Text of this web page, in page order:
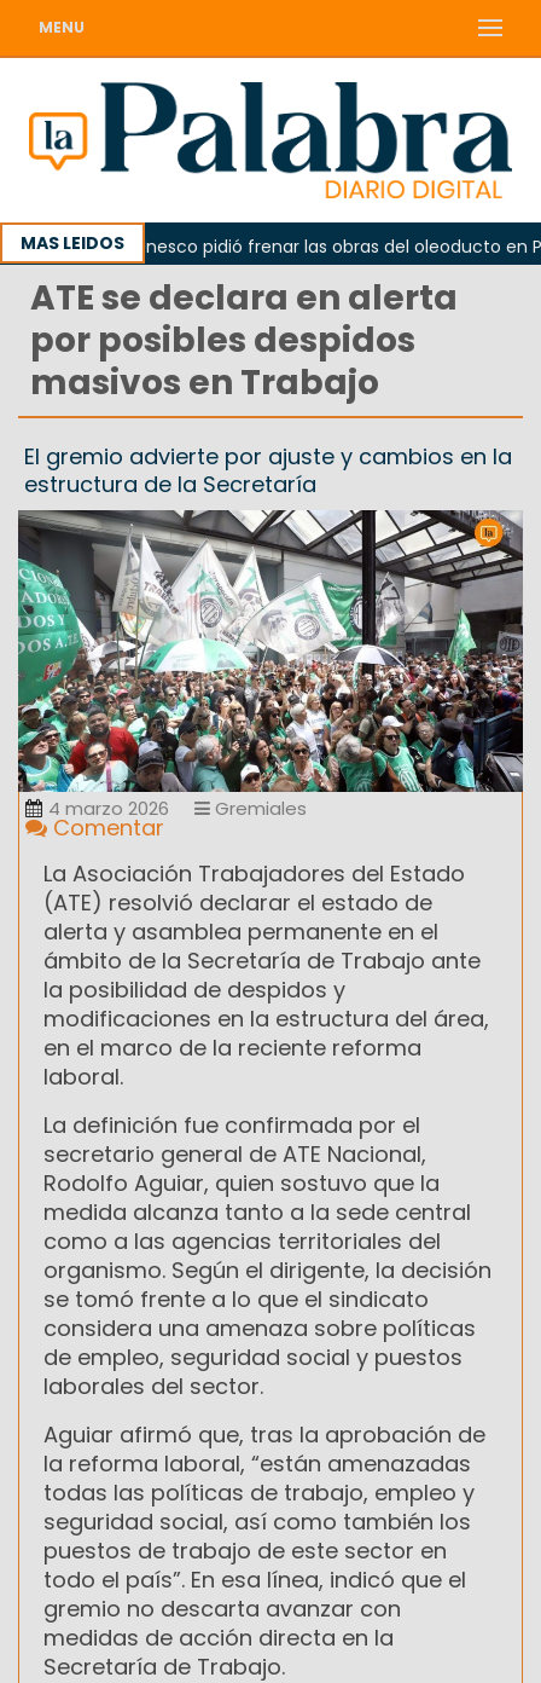
MENU
MAS LEIDOSLa Unesco pidió frenar las obras del oleoducto en
ATE se declara en alerta
por posibles despidos
masivos en Trabajo
El gremio advierte por ajuste y cambios en la
estructura de la Secretaría
4 marzo 2026 Gremiales
Comentar
La Asociación Trabajadores del Estado
(ATE) resolvió declarar el estado de
alerta y asamblea permanente en el
ámbito de la Secretaría de Trabajo ante
la posibilidad de despidos y
modificaciones en la estructura del área,
en el marco de la reciente reforma
laboral.
La definición fue confirmada por el
secretario general de ATE Nacional,
Rodolfo Aguiar, quien sostuvo que la
medida alcanza tanto a la sede central
como a las agencias territoriales del
organismo. Según el dirigente, la decisión
se tomó frente a lo que el sindicato
considera una amenaza sobre políticas
de empleo, seguridad social y puestos
laborales del sector.
Aguiar afirmó que, tras la aprobación de
la reforma laboral, “están amenazadas
todas las políticas de trabajo, empleo y
seguridad social, así como también los
puestos de trabajo de este sector en
todo el país”. En esa línea, indicó que el
gremio no descarta avanzar con
medidas de acción directa en la
Secretaría de Trabajo.